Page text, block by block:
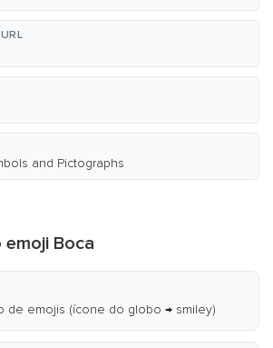
and Pictographs
Boca
de emojis (ícone do globo → smiley)